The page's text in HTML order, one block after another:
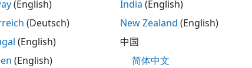
(English)
(Deutsch)
(English)
(English)
India (English)
New Zealand (English)
中国
简体中文